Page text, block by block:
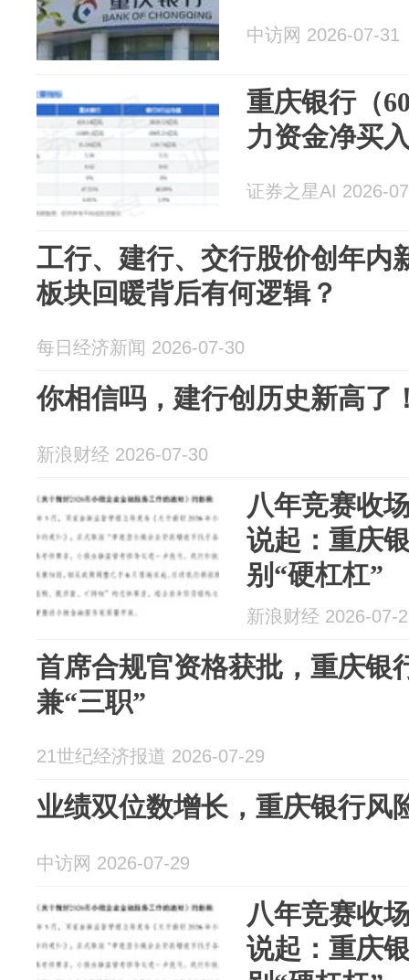
中访网 2026-07-31
重庆银行（
力资金净买
证券之星AI 2026-
工行、建行、交行股价创年内
板块回暖背后有何逻辑？
每日经济新闻 2026-07-30
你相信吗，建行创历史新高了
新浪财经 2026-07-30
八年竞赛收
说起：重庆
别“硬杠杠”
新浪财经 2026-07-
首席合规官资格获批，重庆银
兼“三职”
21世纪经济报道 2026-07-29
业绩双位数增长，重庆银行风
中访网 2026-07-29
八年竞赛收
说起：重庆